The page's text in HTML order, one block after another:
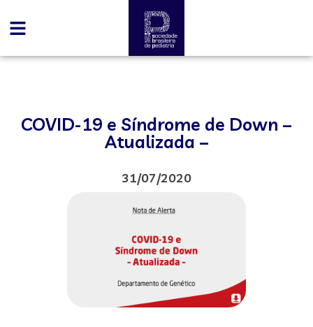
COVID-19 e Síndrome de Down –
Atualizada –
31/07/2020